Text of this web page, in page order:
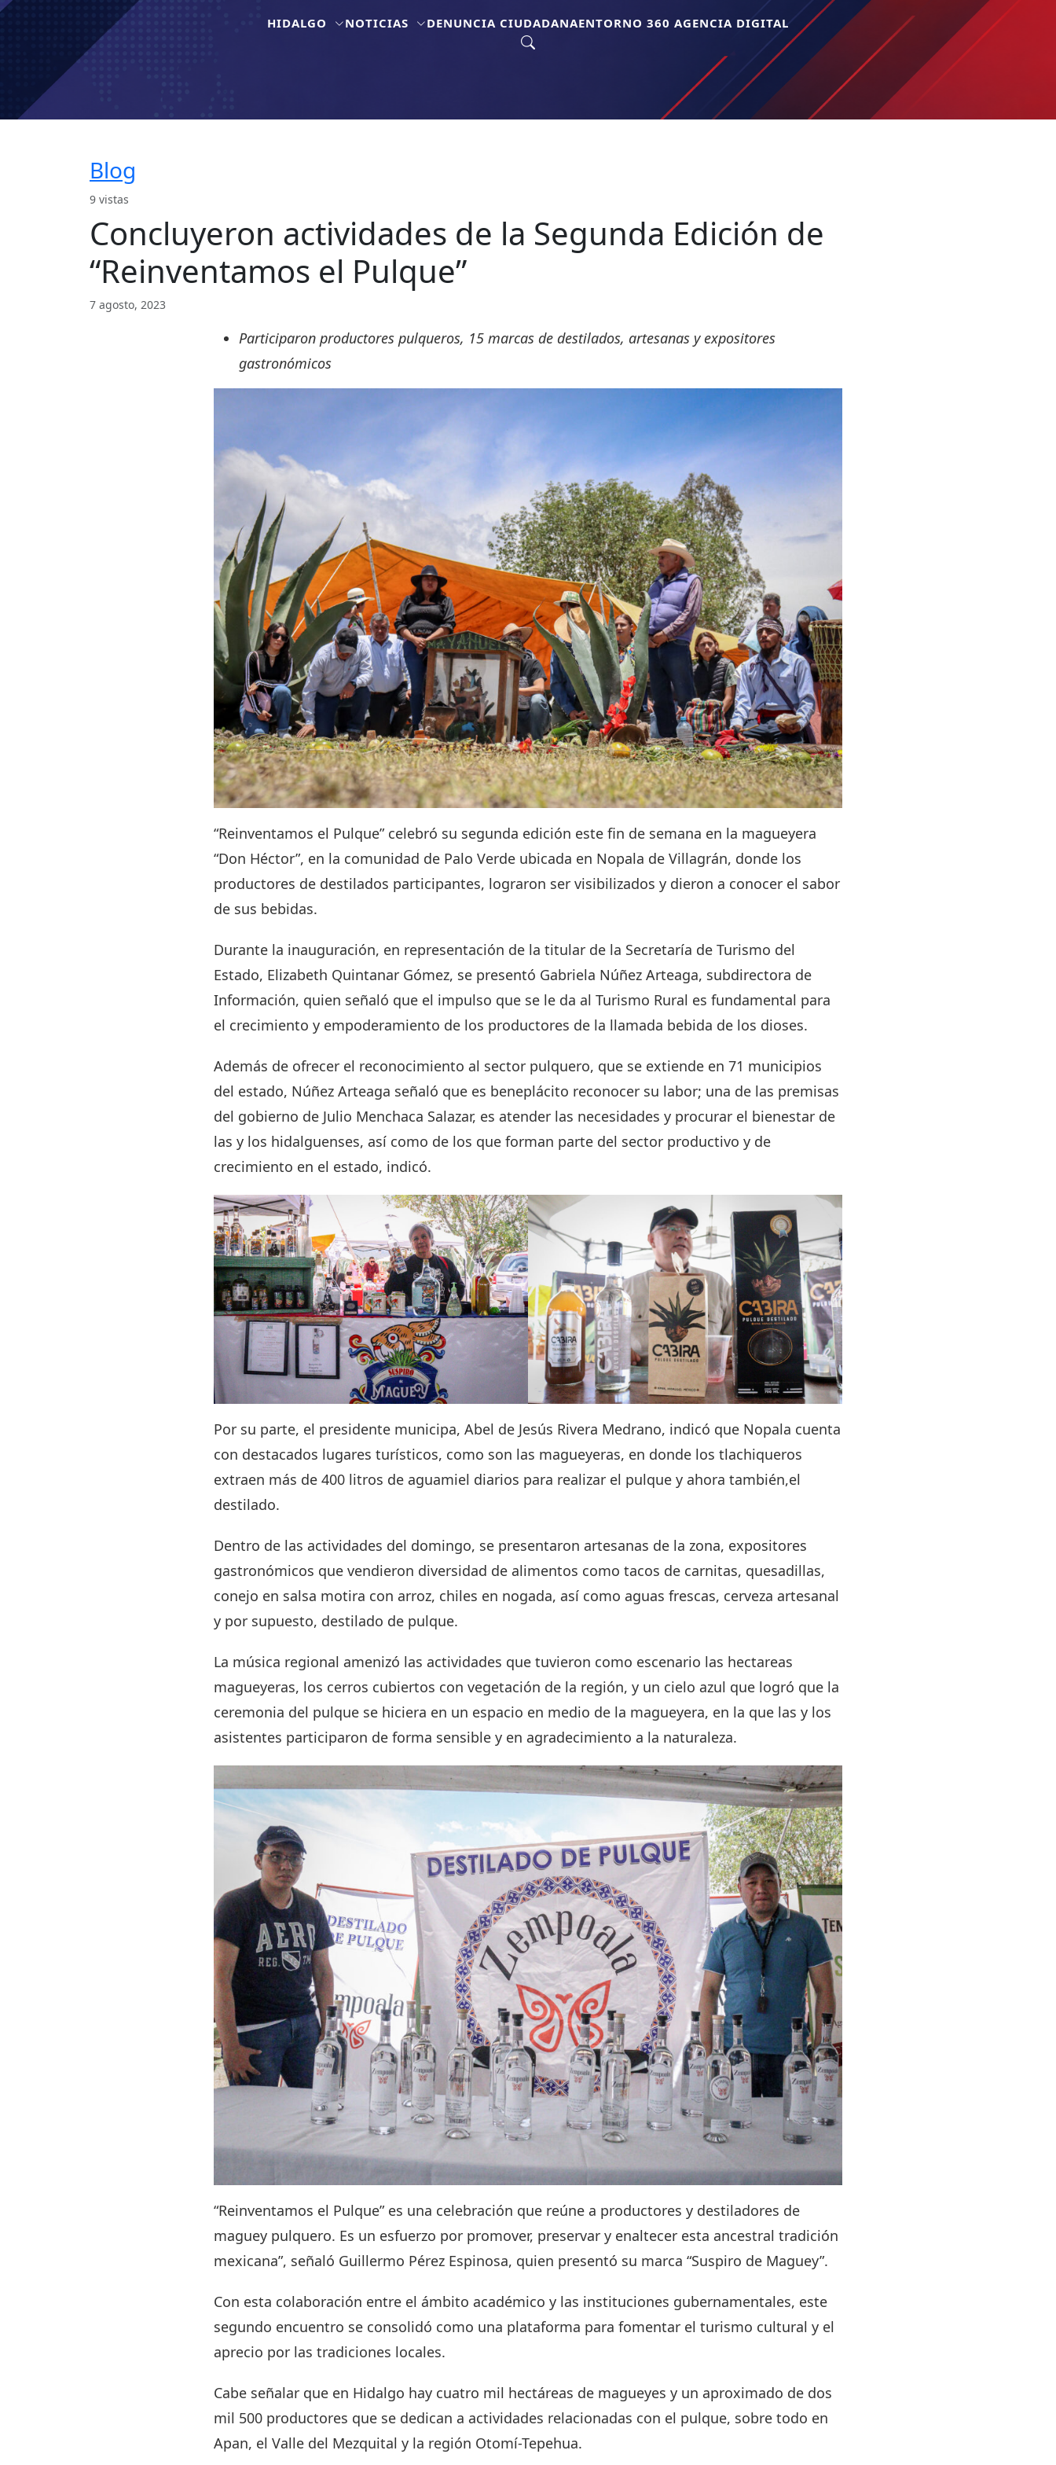
HIDALGO NOTICIAS DENUNCIA CIUDADANAENTORNO 360 AGENCIA DIGITAL
Blog
9 vistas
Concluyeron actividades de la Segunda Edición de
“Reinventamos el Pulque”
7 agosto, 2023
Participaron productores pulqueros, 15 marcas de destilados, artesanas y expositores
gastronómicos
“Reinventamos el Pulque” celebró su segunda edición este fin de semana en la magueyera
“Don Héctor”, en la comunidad de Palo Verde ubicada en Nopala de Villagrán, donde los
productores de destilados participantes, lograron ser visibilizados y dieron a conocer el sabor
de sus bebidas.
Durante la inauguración, en representación de la titular de la Secretaría de Turismo del
Estado, Elizabeth Quintanar Gómez, se presentó Gabriela Núñez Arteaga, subdirectora de
Información, quien señaló que el impulso que se le da al Turismo Rural es fundamental para
el crecimiento y empoderamiento de los productores de la llamada bebida de los dioses.
Además de ofrecer el reconocimiento al sector pulquero, que se extiende en 71 municipios
del estado, Núñez Arteaga señaló que es beneplácito reconocer su labor; una de las premisas
del gobierno de Julio Menchaca Salazar, es atender las necesidades y procurar el bienestar de
las y los hidalguenses, así como de los que forman parte del sector productivo y de
crecimiento en el estado, indicó.
Por su parte, el presidente municipa, Abel de Jesús Rivera Medrano, indicó que Nopala cuenta
con destacados lugares turísticos, como son las magueyeras, en donde los tlachiqueros
extraen más de 400 litros de aguamiel diarios para realizar el pulque y ahora también,el
destilado.
Dentro de las actividades del domingo, se presentaron artesanas de la zona, expositores
gastronómicos que vendieron diversidad de alimentos como tacos de carnitas, quesadillas,
conejo en salsa motira con arroz, chiles en nogada, así como aguas frescas, cerveza artesanal
y por supuesto, destilado de pulque.
La música regional amenizó las actividades que tuvieron como escenario las hectareas
magueyeras, los cerros cubiertos con vegetación de la región, y un cielo azul que logró que la
ceremonia del pulque se hiciera en un espacio en medio de la magueyera, en la que las y los
asistentes participaron de forma sensible y en agradecimiento a la naturaleza.
“Reinventamos el Pulque” es una celebración que reúne a productores y destiladores de
maguey pulquero. Es un esfuerzo por promover, preservar y enaltecer esta ancestral tradición
mexicana”, señaló Guillermo Pérez Espinosa, quien presentó su marca “Suspiro de Maguey”.
Con esta colaboración entre el ámbito académico y las instituciones gubernamentales, este
segundo encuentro se consolidó como una plataforma para fomentar el turismo cultural y el
aprecio por las tradiciones locales.
Cabe señalar que en Hidalgo hay cuatro mil hectáreas de magueyes y un aproximado de dos
mil 500 productores que se dedican a actividades relacionadas con el pulque, sobre todo en
Apan, el Valle del Mezquital y la región Otomí-Tepehua.